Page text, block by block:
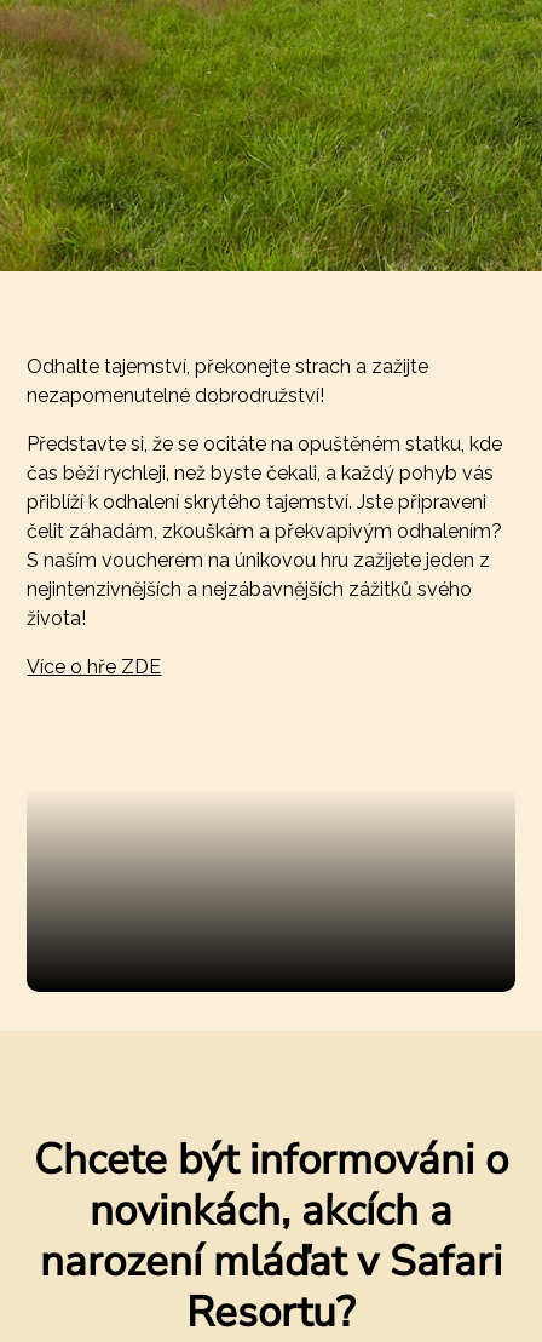
Odhalte tajemství, překonejte strach a zažijte
nezapomenutelné dobrodružství!
Představte si, že se ocitáte na opuštěném statku, kde
čas běží rychleji, než byste čekali, a každý pohyb vás
přiblíží k odhalení skrytého tajemství. Jste připraveni
čelit záhadám, zkouškám a překvapivým odhalením?
S naším voucherem na únikovou hru zažijete jeden z
nejintenzivnějších a nejzábavnějších zážitků svého
života!
Více o hře ZDE
Chcete být informováni o
novinkách, akcích a
narození mláďat v Safari
Resortu?